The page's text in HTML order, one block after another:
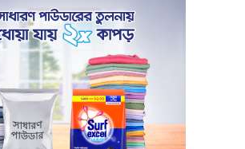
খামেনি হত্যার প্রতিশোধ নেওয়ার ঘোষণা
ইরানের রেভোল্যুশনারি গার্ডের
কার্বন কারখানার ধোঁয়ায় ক্ষতির মুখে কৃষি ও
পরিবেশ